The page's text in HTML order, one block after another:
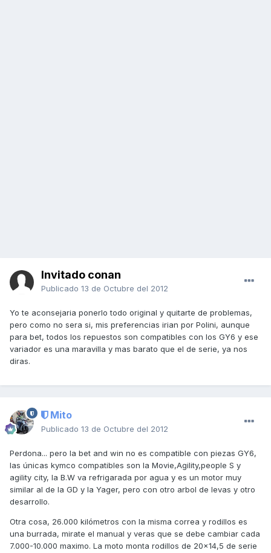
Invitado conan
Publicado 13 de Octubre del 2012
Yo te aconsejaria ponerlo todo original y quitarte de problemas,
pero como no sera si, mis preferencias irian por Polini, aunque
para bet, todos los repuestos son compatibles con los GY6 y ese
variador es una maravilla y mas barato que el de serie, ya nos
diras.
Mito
Publicado 13 de Octubre del 2012
Perdona... pero la bet and win no es compatible con piezas GY6,
las únicas kymco compatibles son la Movie,Agility,people S y
agility city, la B.W va refrigarada por agua y es un motor muy
similar al de la GD y la Yager, pero con otro arbol de levas y otro
desarrollo.
Otra cosa, 26.000 kilómetros con la misma correa y rodillos es
una burrada, mirate el manual y veras que se debe cambiar cada
7.000-10.000 maximo. La moto monta rodillos de 20x14,5 de serie